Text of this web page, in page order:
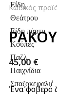
Είδη
Θεάτρου
Είδη πάρτυ
Κούπες
Παζλ
Παιχνίδια
Σπαζοκεφαλιές
Κωδικός
45,00 €
Ένα φοβερό